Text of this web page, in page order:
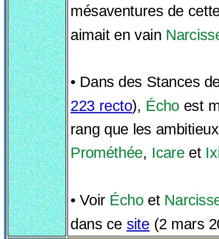
mésaventures de
aimait en vain
• Dans des Stances
223 recto), Écho est
rang que les
Prométhée, Icare et
• Voir Écho et
dans ce site (2 mars